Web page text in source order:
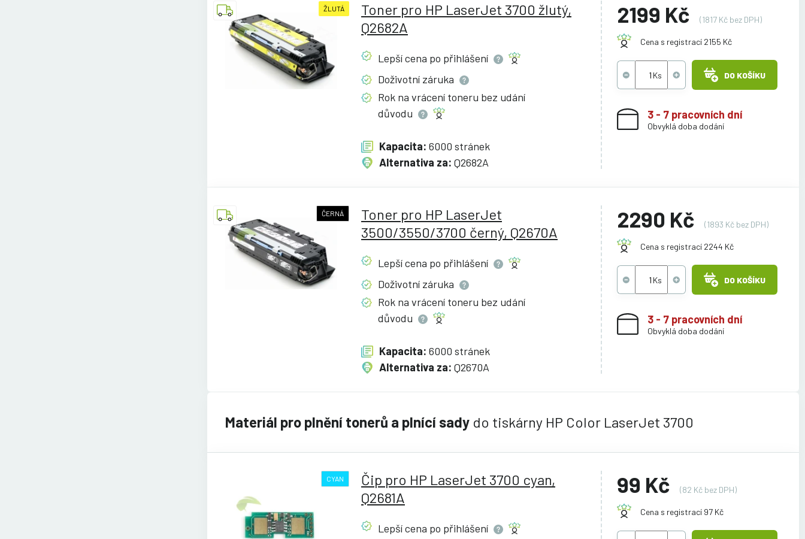
ŽLUTÁ
Toner pro HP LaserJet 3700 žlutý,
Q2682A
Lepší cena po přihlášení
Doživotní záruka
Rok na vrácení toneru bez udání
důvodu
Kapacita: 6000 stránek
Alternativa za: Q2682A
2199 Kč (1817 Kč bez DPH)
Cena s registrací 2155 Kč
DO KOŠÍKU
3 - 7 pracovních dní
Obvyklá doba dodání
ČERNÁ
Toner pro HP LaserJet
3500/3550/3700 černý, Q2670A
Lepší cena po přihlášení
Doživotní záruka
Rok na vrácení toneru bez udání
důvodu
Kapacita: 6000 stránek
Alternativa za: Q2670A
2290 Kč (1893 Kč bez DPH)
Cena s registrací 2244 Kč
DO KOŠÍKU
3 - 7 pracovních dní
Obvyklá doba dodání
Materiál pro plnění tonerů a plnící sady do tiskárny HP Color LaserJet 3700
CYAN
Čip pro HP LaserJet 3700 cyan,
Q2681A
Lepší cena po přihlášení
99 Kč (82 Kč bez DPH)
Cena s registrací 97 Kč